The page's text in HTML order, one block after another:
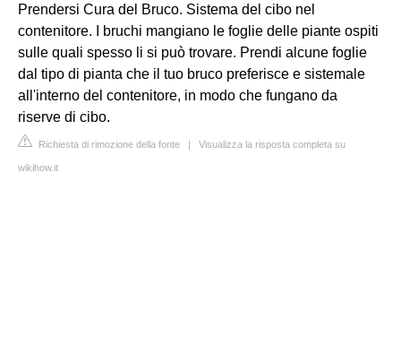
Prendersi Cura del Bruco. Sistema del cibo nel
contenitore. I bruchi mangiano le foglie delle piante ospiti
sulle quali spesso li si può trovare. Prendi alcune foglie
dal tipo di pianta che il tuo bruco preferisce e sistemale
all'interno del contenitore, in modo che fungano da
riserve di cibo.
Richiesta di rimozione della fonte | Visualizza la risposta completa su
wikihow.it